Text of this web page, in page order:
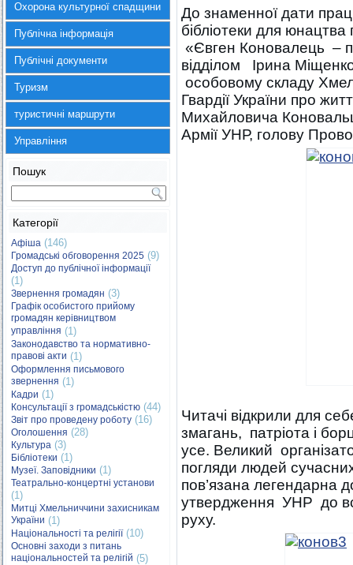
Охорона культурної спадщини
Публічна інформація
Публічні документи
Туризм
туристичні маршрути
Управління
Пошук
Категорії
Афіша (146)
Громадські обговорення 2025 (9)
Доступ до публічної інформації
(1)
Звернення громадян (3)
Графік особистого прийому
громадян керівництвом
управління (1)
Законодавство та нормативно-
правові акти (1)
Оформлення письмового
звернення (1)
Кадри (1)
Консультації з громадськістю (44)
Звіт про проведену роботу (16)
Оголошення (28)
Культура (3)
Бібліотеки (1)
Музеї. Заповідники (1)
Театрально-концертні установи
(1)
Митці Хмельниччини захисникам
України (1)
Національності та релігії(10)
Основні заходи з питань
національностей та релігій (5)
До знаменної дати
бібліотеки для
«Євген Коновалець –
відділом Ірина
особовому складу
Гвардії України про
Михайловича
Армії УНР, голову
Читачі відкрили для
змагань, патріота і
усе. Великий
погляди людей
пов’язана легендарна
утвердження УНР до
руху.